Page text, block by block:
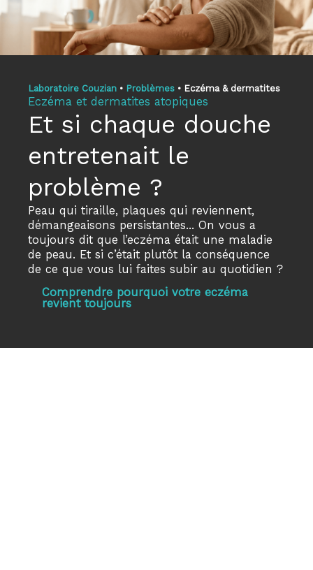
Laboratoire Couzian • Problèmes • Eczéma & dermatites
Eczéma et dermatites atopiques
Et si chaque douche
entretenait le
problème ?
Peau qui tiraille, plaques qui reviennent,
démangeaisons persistantes... On vous a
toujours dit que l’eczéma était une maladie
de peau. Et si c’était plutôt la conséquence
de ce que vous lui faites subir au quotidien ?
Comprendre pourquoi votre eczéma
revient toujours